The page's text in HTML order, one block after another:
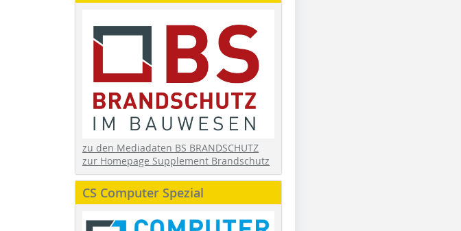
zu den Mediadaten BS BRANDSCHUTZ
zur Homepage Supplement Brandschutz
CS Computer Spezial